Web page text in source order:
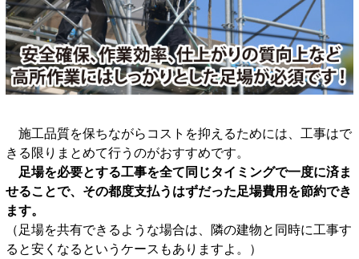
施工品質を保ちながらコストを抑えるためには、工事はで
きる限りまとめて行うのがおすすめです。
足場を必要とする工事を全て同じタイミングで一度に済ま
せることで、その都度支払うはずだった足場費用を節約でき
ます。
（足場を共有できるような場合は、隣の建物と同時に工事す
ると安くなるというケースもありますよ。）